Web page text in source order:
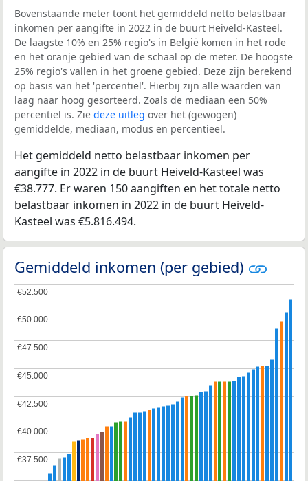
Bovenstaande meter toont het gemiddeld netto belastbaar
inkomen per aangifte in 2022 in de buurt Heiveld-Kasteel.
De laagste 10% en 25% regio's in België komen in het rode
en het oranje gebied van de schaal op de meter. De hoogste
25% regio's vallen in het groene gebied. Deze zijn berekend
op basis van het 'percentiel'. Hierbij zijn alle waarden van
laag naar hoog gesorteerd. Zoals de mediaan een 50%
percentiel is. Zie deze uitleg over het (gewogen)
gemiddelde, mediaan, modus en percentieel.
Het gemiddeld netto belastbaar inkomen per
aangifte in 2022 in de buurt Heiveld-Kasteel was
€38.777. Er waren 150 aangiften en het totale netto
belastbaar inkomen in 2022 in de buurt Heiveld-
Kasteel was €5.816.494.
Gemiddeld inkomen (per gebied)
€37.500
€37.500
€40.000
€40.000
€42.500
€42.500
€45.000
€45.000
€47.500
€47.500
€50.000
€50.000
€52.500
€52.500